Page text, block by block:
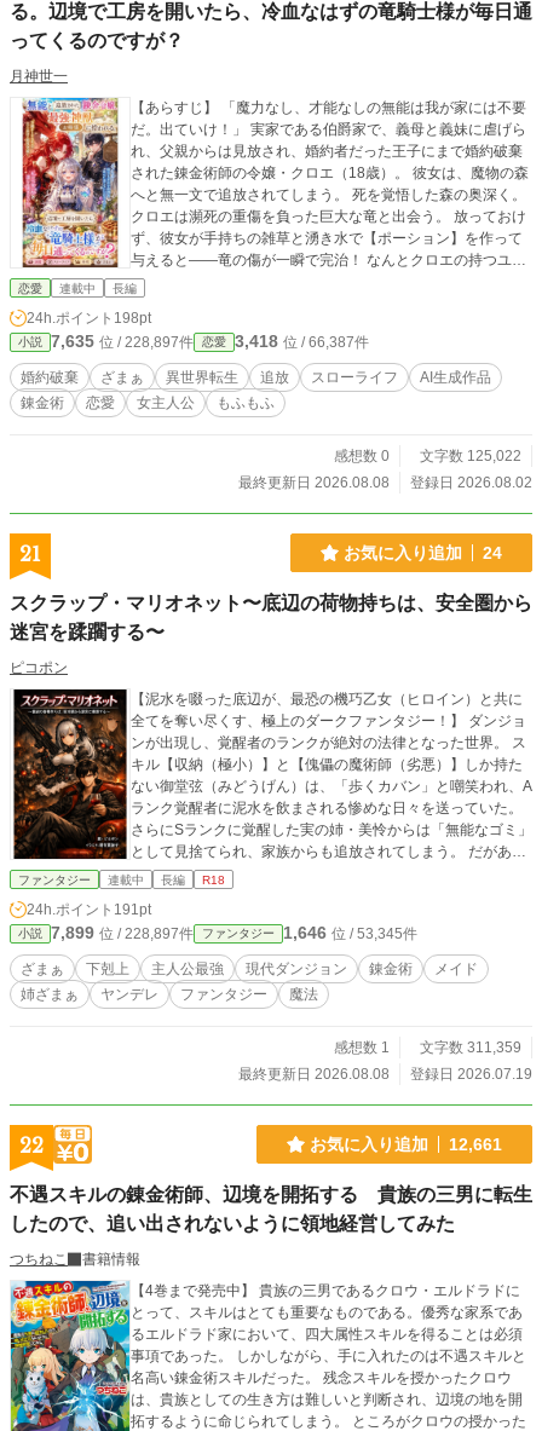
る。辺境で工房を開いたら、冷血なはずの竜騎士様が毎日通
ってくるのですが？
月神世一
​【あらすじ】 「魔力なし、才能なしの無能は我が家には不要
だ。出ていけ！」 実家である伯爵家で、義母と義妹に虐げら
れ、父親からは見放され、婚約者だった王子にまで婚約破棄
された錬金術師の令嬢・クロエ（18歳）。 彼女は、魔物の森
へと無一文で追放されてしまう。 ​死を覚悟した森の奥深く。
クロエは瀕死の重傷を負った巨大な竜と出会う。 放っておけ
ず、彼女が手持ちの雑草と湧き水で【ポーション】を作って
与えると――竜の傷が一瞬で完治！ なんとクロエの持つユニ
ークスキル【万物昇華（アルケミー・オーバー）】は、触れ
作り出せる超絶チート能力だったのだ！（※本人は全く自覚
なし） ​恩を返そうと人化した竜の正体は、絶世の赤髪美女―
―伝説の最強火竜・イグニスだった。 「私を救ったのはお前
か？ ――ふふ、愛い奴め。今日から私が、お前を世界で一番
甘やかしてやろう」 ​最強の神獣（お姉様）に過保護なまでに
工房を開くことに。 すると、クロエの作る規格外のアイテム
（美味しいご飯付き）に惹きつけられ、辺境を治める「氷の
が、クロエの前では顔を真っ赤にする極度の甘党で……？ ​
「ク、クロエ……明日も君の焼いたクッキーを……いや、君
出したら、国ごと消し炭にするぞ辺境伯？」 ​無自覚チートな
クロエの作るアイテムは辺境を救い、やがて王都のクソ家族
不遇だった令嬢は幸せなスローライフを歩み始める！
恋愛 連載中 長編
24h.ポイント 198pt
小説 7,635 位 / 228,897件 恋愛 3,418 位 / 66,387件
婚約破棄 ざまぁ 異世界転生 追放 スローライフ
AI生成作品
錬金術
恋愛 女主人公 もふもふ
感想数 0
文字数 125,022
最終更新日 2026.08.08
登録日 2026.08.02
21 お気に入り追加 24
スクラップ・マリオネット〜底辺の荷物持ちは、安全圏から
迷宮を蹂躙する〜
ピコポン
【泥水を啜った底辺が、最恐の機巧乙女（ヒロイン）と共に
全てを奪い尽くす、極上のダークファンタジー！】 ダンジョ
ンが出現し、覚醒者のランクが絶対の法律となった世界。 ス
キル【収納（極小）】と【傀儡の魔術師（劣悪）】しか持た
ない御堂弦（みどうげん）は、「歩くカバン」と嘲笑われ、A
ランク覚醒者に泥水を飲まされる惨めな日々を送っていた。
さらにSランクに覚醒した実の姉・美怜からは「無能なゴミ」
として見捨てられ、家族からも追放されてしまう。 だがある
日、未踏階層で囮として見捨てられ、死の淵に立たされた弦
飲み込む【収納（無限）】へ。 【傀儡の魔術師】は、ガレキ
から機械のバケモノを創り出す【機巧錬成】へ。 弦はダンジ
ョンの最深部で朽ちていた古代の残骸から、150cmの可憐な
機巧乙女『マリア』を錬成する。 レベル1にしてAランクをも
凌駕するバケモノ乙女と、視覚と痛覚、そして『レベルアッ
かふかのソファの上で、お前ら全員を引きずり下ろす」 弦は
莫大な資金で高級ペントハウスを購入。 底辺時代に唯一優し
マリアを遠隔操作し、迷宮のレアアイテムと経験値を根こそ
クの姉。 そして、弦の富を狙ってすり寄るハイエナ共。 自分
をゴミ扱いした世界には、圧倒的な暴力と絶望（ざまぁ）
心に狂気を宿した主人公が、愛しい機巧乙女と共に底辺から
世界の頂点へと駆け上がる、苛烈で甘美な復讐劇。
ファンタジー 連載中 長編 R18
24h.ポイント 191pt
小説 7,899 位 / 228,897件 ファンタジー 1,646 位 / 53,345件
ざまぁ 下剋上 主人公最強 現代ダンジョン 錬金術
メイド
姉ざまぁ
ヤンデレ ファンタジー 魔法
感想数 1
文字数 311,359
最終更新日 2026.08.08
登録日 2026.07.19
22 お気に入り追加 12,661
不遇スキルの錬金術師、辺境を開拓する 貴族の三男に転生
したので、追い出されないように領地経営してみた
つちねこ
書籍情報
【4巻まで発売中】 貴族の三男であるクロウ・エルドラドに
とって、スキルはとても重要なものである。優秀な家系であ
るエルドラド家において、四大属性スキルを得ることは必須
事項であった。 しかしながら、手に入れたのは不遇スキルと
名高い錬金術スキルだった。 残念スキルを授かったクロウ
は、貴族としての生き方は難しいと判断され、辺境の地を開
拓するように命じられてしまう。 ところがクロウの授かった